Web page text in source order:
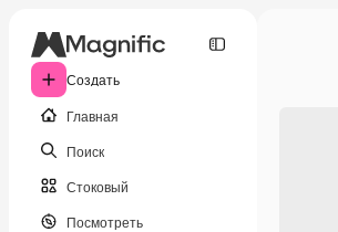
Создать
Главная
Поиск
Стоковый
Посмотреть